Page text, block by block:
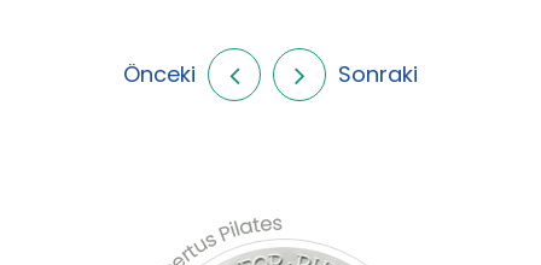
Önceki Sonraki